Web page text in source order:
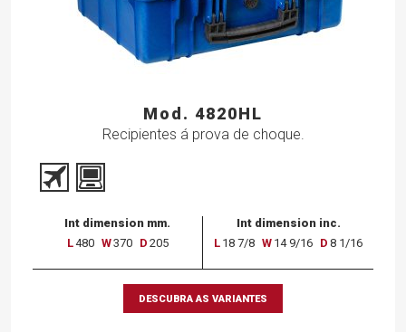
Mod. 4820HL
Recipientes á prova de choque.
Int dimension mm.
L480 W370 D 205
Int dimension inc.
L 18 7/8 W 14 9/16 D 8 1/16
DESCUBRA AS VARIANTES